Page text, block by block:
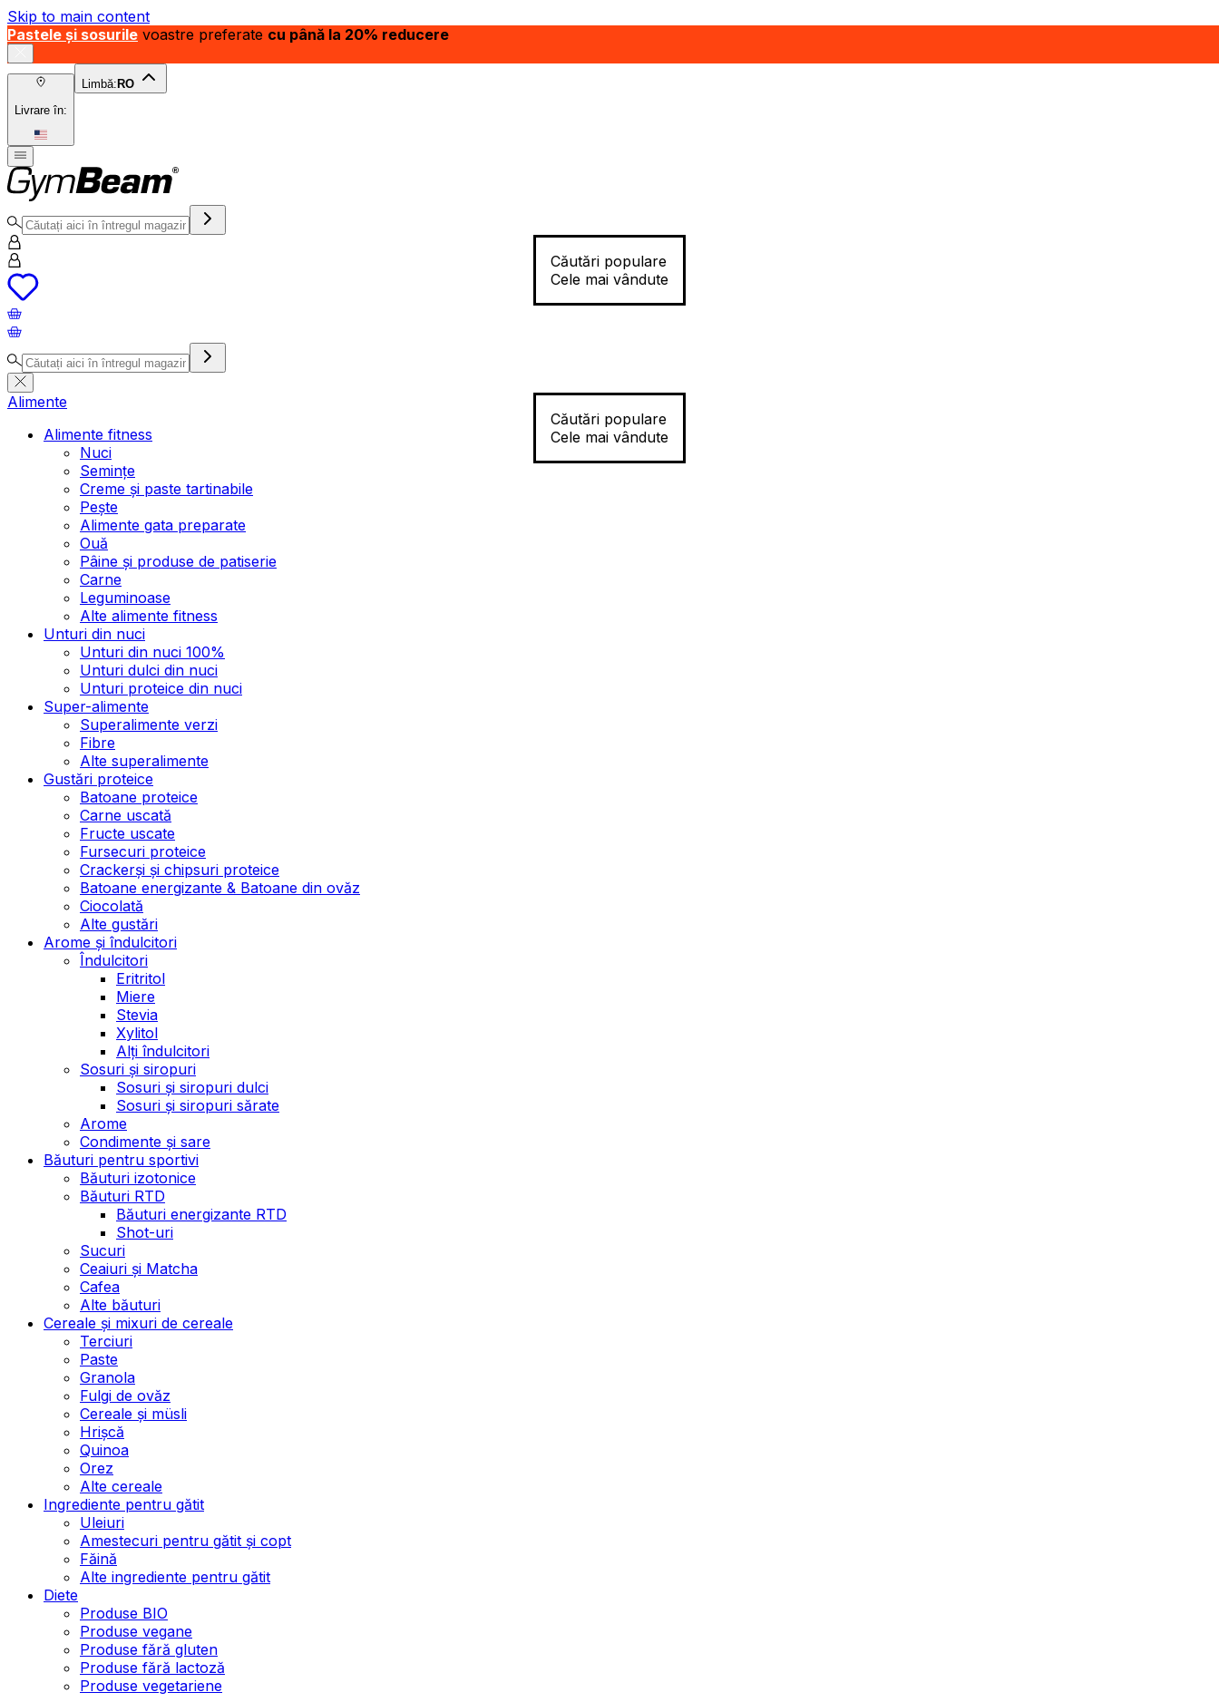
Skip to main content
Pastele și sosurile voastre preferate cu până la 20% reducere
Livrare în:
Limbă: RO
Căutări populare
Cele mai vândute
Căutări populare
Cele mai vândute
Alimente
Alimente fitness
Nuci
Semințe
Creme și paste tartinabile
Pește
Alimente gata preparate
Ouă
Pâine și produse de patiserie
Carne
Leguminoase
Alte alimente fitness
Unturi din nuci
Unturi din nuci 100%
Unturi dulci din nuci
Unturi proteice din nuci
Super-alimente
Superalimente verzi
Fibre
Alte superalimente
Gustări proteice
Batoane proteice
Carne uscată
Fructe uscate
Fursecuri proteice
Crackerși și chipsuri proteice
Batoane energizante & Batoane din ovăz
Ciocolată
Alte gustări
Arome și îndulcitori
Îndulcitori
Eritritol
Miere
Stevia
Xylitol
Alți îndulcitori
Sosuri și siropuri
Sosuri și siropuri dulci
Sosuri și siropuri sărate
Arome
Condimente și sare
Băuturi pentru sportivi
Băuturi izotonice
Băuturi RTD
Băuturi energizante RTD
Shot-uri
Sucuri
Ceaiuri și Matcha
Cafea
Alte băuturi
Cereale și mixuri de cereale
Terciuri
Paste
Granola
Fulgi de ovăz
Cereale și müsli
Hrișcă
Quinoa
Orez
Alte cereale
Ingrediente pentru gătit
Uleiuri
Amestecuri pentru gătit și copt
Făină
Alte ingrediente pentru gătit
Diete
Produse BIO
Produse vegane
Produse fără gluten
Produse fără lactoză
Produse vegetariene